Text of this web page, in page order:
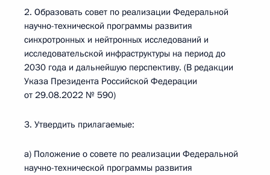
2. Образовать совет по реализации Федеральной
научно-технической программы развития
синхротронных и нейтронных исследований и
исследовательской инфраструктуры на период до
2030 года и дальнейшую перспективу. (В редакции
Указа Президента Российской Федерации
от 29.08.2022 № 590)
3. Утвердить прилагаемые:
а) Положение о совете по реализации Федеральной
научно-технической программы развития